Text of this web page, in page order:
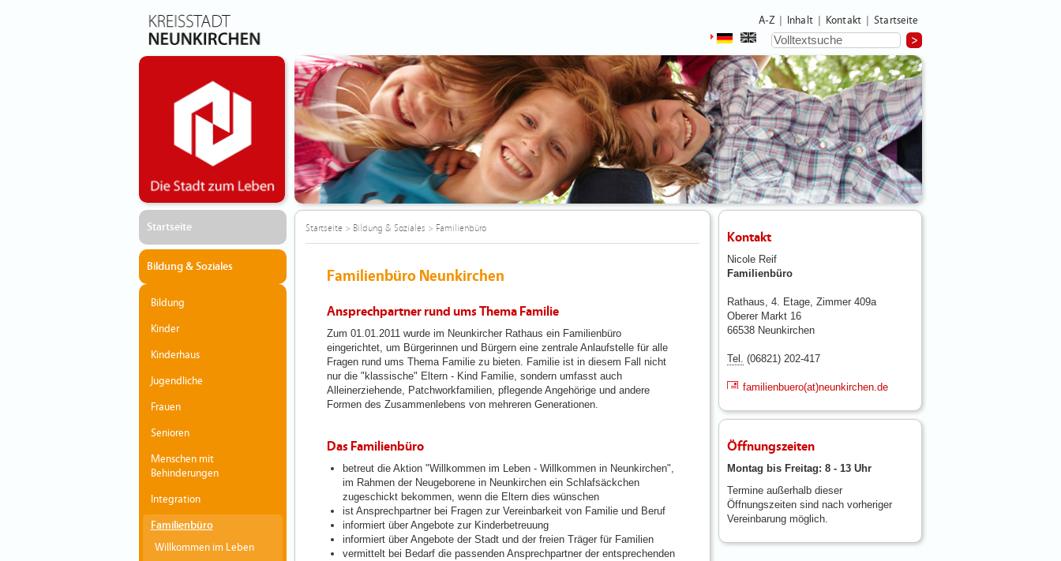
A-Z Inhalt Kontakt Startseite
Startseite
Bildung & Soziales
Bildung
Kinder
Kinderhaus
Jugendliche
Frauen
Senioren
Menschen mit
Behinderungen
Integration
Familienbüro
Willkommen im Leben
Startseite> Bildung & Soziales > Familienbüro
Familienbüro Neunkirchen
Ansprechpartner rund ums Thema Familie
Zum 01.01.2011 wurde im Neunkircher Rathaus ein Familienbüro
eingerichtet, um Bürgerinnen und Bürgern eine zentrale Anlaufstelle für alle
Fragen rund ums Thema Familie zu bieten. Familie ist in diesem Fall nicht
nur die "klassische" Eltern - Kind Familie, sondern umfasst auch
Alleinerziehende, Patchworkfamilien, pflegende Angehörige und andere
Formen des Zusammenlebens von mehreren Generationen.
Das Familienbüro
betreut die Aktion "Willkommen im Leben - Willkommen in Neunkirchen",
im Rahmen der Neugeborene in Neunkirchen ein Schlafsäckchen
zugeschickt bekommen, wenn die Eltern dies wünschen
ist Ansprechpartner bei Fragen zur Vereinbarkeit von Familie und Beruf
informiert über Angebote zur Kinderbetreuung
informiert über Angebote der Stadt und der freien Träger für Familien
vermittelt bei Bedarf die passenden Ansprechpartner der entsprechenden
Kontakt
Nicole Reif
Familienbüro
Rathaus, 4. Etage, Zimmer 409a
Oberer Markt 16
66538 Neunkirchen
Tel. (06821) 202-417
familienbuero(at)neunkirchen.de
Öffnungszeiten
Montag bis Freitag: 8 - 13 Uhr
Termine außerhalb dieser
Öffnungszeiten sind nach vorheriger
Vereinbarung möglich.